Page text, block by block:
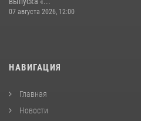
07 августа 2026, 12:00
НАВИГАЦИЯ
Главная
Новости